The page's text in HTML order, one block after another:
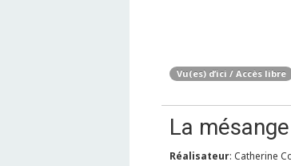
Vu(es) d’ici / Accès libre
La mésange
Réalisateur: Catherine